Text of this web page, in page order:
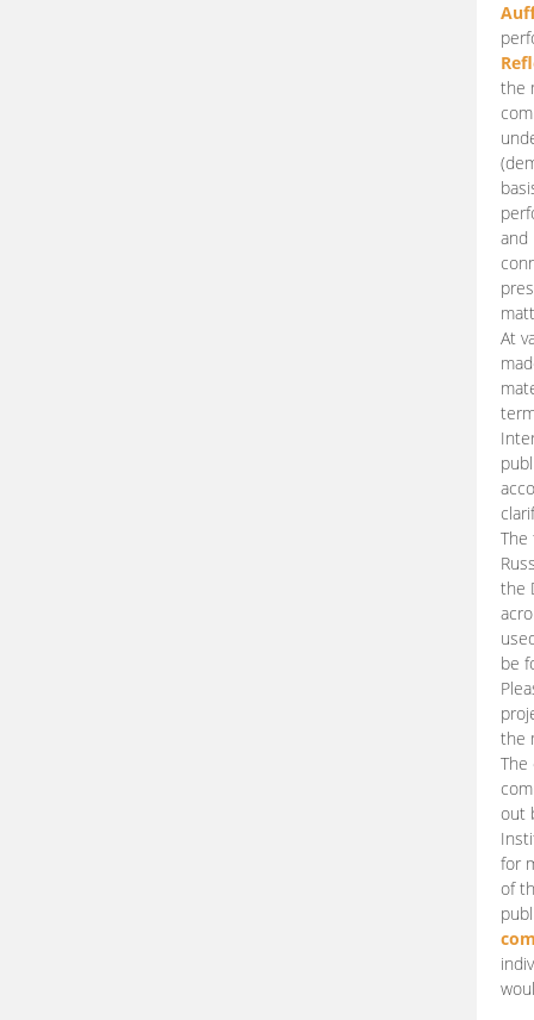
the
and
At
The
the
be
the
The
out
for
of